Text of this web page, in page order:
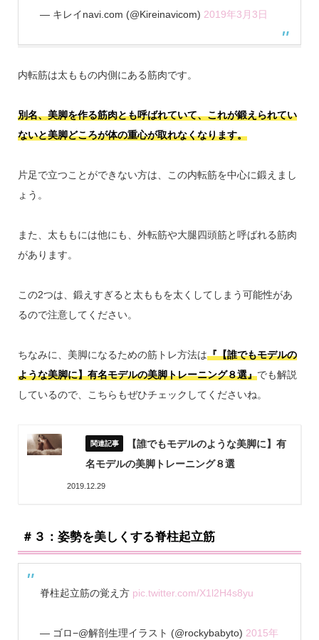
— キレイnavi.com (@Kireinavicom) 2019年3月3日
内転筋は太ももの内側にある筋肉です。
別名、美脚を作る筋肉とも呼ばれていて、これが鍛えられてい
ないと美脚どころが体の重心が取れなくなります。
片足で立つことができない方は、この内転筋を中心に鍛えまし
ょう。
また、太ももには他にも、外転筋や大腿四頭筋と呼ばれる筋肉
があります。
この2つは、鍛えすぎると太ももを太くしてしまう可能性があ
るので注意してください。
ちなみに、美脚になるための筋トレ方法は『【誰でもモデルの
ような美脚に】有名モデルの美脚トレーニング８選』でも解説
しているので、こちらもぜひチェックしてくださいね。
【誰でもモデルのような美脚に】有
名モデルの美脚トレーニング８選
2019.12.29
＃３：姿勢を美しくする脊柱起立筋
脊柱起立筋の覚え方 pic.twitter.com/X1l2H4s8yu
— ゴロ−@解剖生理イラスト (@rockybabyto) 2015年